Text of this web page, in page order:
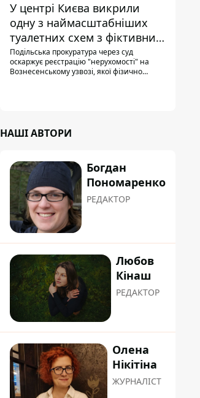
У центрі Києва викрили
одну з наймасштабніших
туалетних схем з фіктивним
будинком
Подільська прокуратура через суд
оскаржує реєстрацію "нерухомості" на
Вознесенському узвозі, якої фізично
НАШІ АВТОРИ
Богдан
Пономаренко
РЕДАКТОР
Любов
Кінаш
РЕДАКТОР
Олена
Нікітіна
ЖУРНАЛІСТ